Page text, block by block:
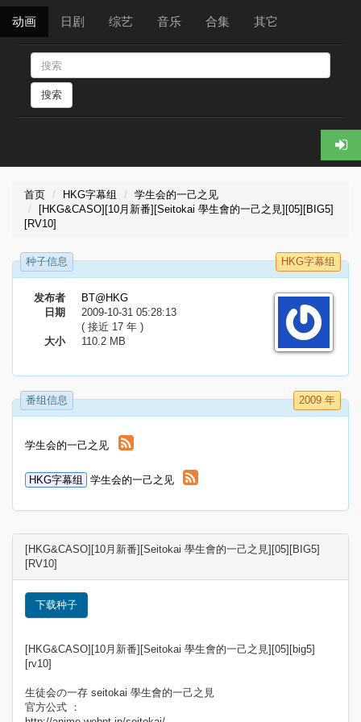
动画 日剧 综艺 音乐 合集 其它
搜索
首页 HKG字幕组
学生会的一己之见
[HKG&CASO][10月新番][Seitokai 學生會的一己之見][05][BIG5]
[RV10]
种子信息 HKG字幕组
发布者
BT@HKG
日期
2009-10-31 05:28:13
( 接近 17 年 )
大小
110.2 MB
番组信息 2009 年
学生会的一己之见
HKG字幕组 学生会的一己之见
[HKG&CASO][10月新番][Seitokai 學生會的一己之見][05][BIG5]
[RV10]
下载种子
[HKG&CASO][10月新番][Seitokai 學生會的一己之見][05][big5]
[rv10]
生徒会の一存 seitokai 學生會的一己之見
官方公式 ：